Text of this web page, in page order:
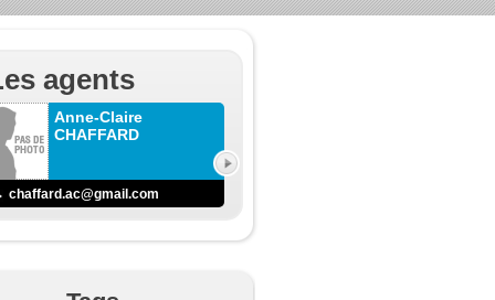
agents
Anne-Claire
CHAFFARD
chaffard.ac@gmail.com